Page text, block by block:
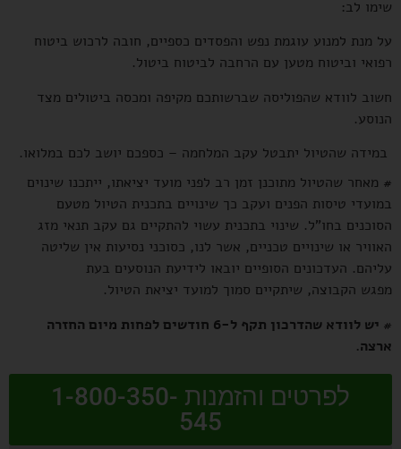
שימו לב:
על מנת למנוע עוגמת נפש והפסדים כספיים, חובה לרכוש ביטוח
רפואי וביטוח מטען עם הרחבה לביטוח ביטול.
חשוב לוודא שהפוליסה שברשותכם מקיפה ומכסה ביטולים מצד
הנוסע.
במידה שהטיול יתבטל עקב המלחמה – כספכם יושב לכם במלואו.
# מאחר שהטיול מתוכנן זמן רב לפני מועד יציאתו, ייתכנו שינוים
במועדי טיסות הפנים ועקב כך שינויים בתכנית הטיול מטעם
הסוכנים בחו"ל. שינוי בתכנית עשוי להתקיים גם עקב תנאי מזג
האוויר או שינויים טכניים, אשר לנו, כסוכני נסיעות אין שליטה
עליהם. העדכונים הסופיים יובאו לידיעת הנוסעים בעת
מפגש הקבוצה, שיתקיים סמוך למועד יציאת הטיול.
# יש לוודא שהדרכון תקף ל-6 חודשים לפחות מיום החזרה
ארצה.
לפרטים והזמנות 1-800-350-
545